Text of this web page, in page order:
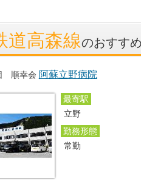
道高森線のおすす
順幸会 阿蘇立野病院
最寄駅
立野
勤務形態
常勤